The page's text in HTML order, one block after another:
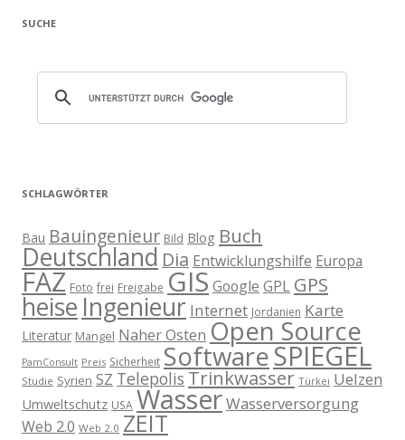
SUCHE
SCHLAGWÖRTER
Bau Bauingenieur Bild Blog Buch
Deutschland Dia Entwicklungshilfe Europa
FAZ Foto frei Freigabe GIS Google GPL GPS
heise Ingenieur Internet Jordanien Karte
Literatur Mangel Naher Osten Open Source
PamConsult Preis Sicherheit SoftwareSPIEGEL
Studie Syrien SZ Telepolis Trinkwasser Türkei Uelzen
Umweltschutz USA WasserWasserversorgung
Web 2.0 Web 2.0 ZEIT